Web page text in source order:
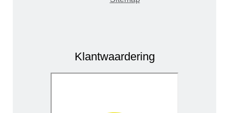
Klantwaardering